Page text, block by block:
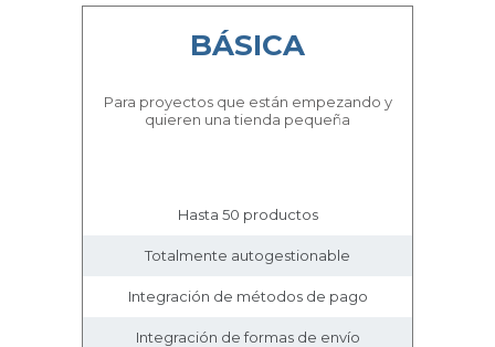
BÁSICA
Para proyectos que están empezando y
quieren una tienda pequeña
Hasta 50 productos
Totalmente autogestionable
Integración de métodos de pago
Integración de formas de envío